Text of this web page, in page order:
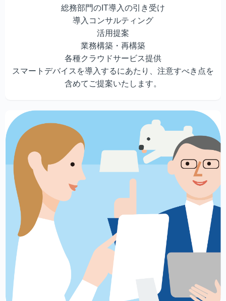
総務部門のIT導入の引き受け
導入コンサルティング
活用提案
業務構築・再構築
各種クラウドサービス提供
スマートデバイスを導入するにあたり、注意すべき点を
含めてご提案いたします。